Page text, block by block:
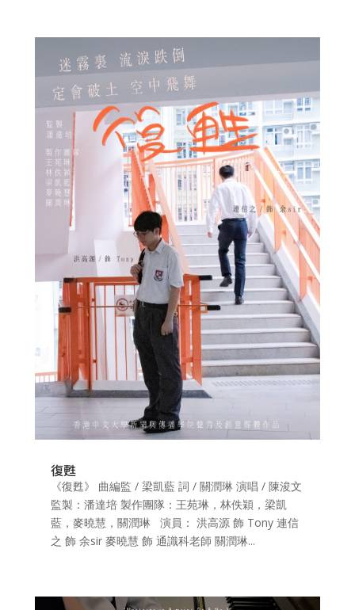
復甦
《復甦》 曲編監 / 梁凱藍 詞 / 關潤琳 演唱 / 陳浚文
監製：潘達培 製作團隊：王苑琳，林佚穎，梁凱
藍，麥曉慧，關潤琳 演員： 洪高源 飾 Tony 連信
之 飾 余sir 麥曉慧 飾 通識科老師 關潤琳...